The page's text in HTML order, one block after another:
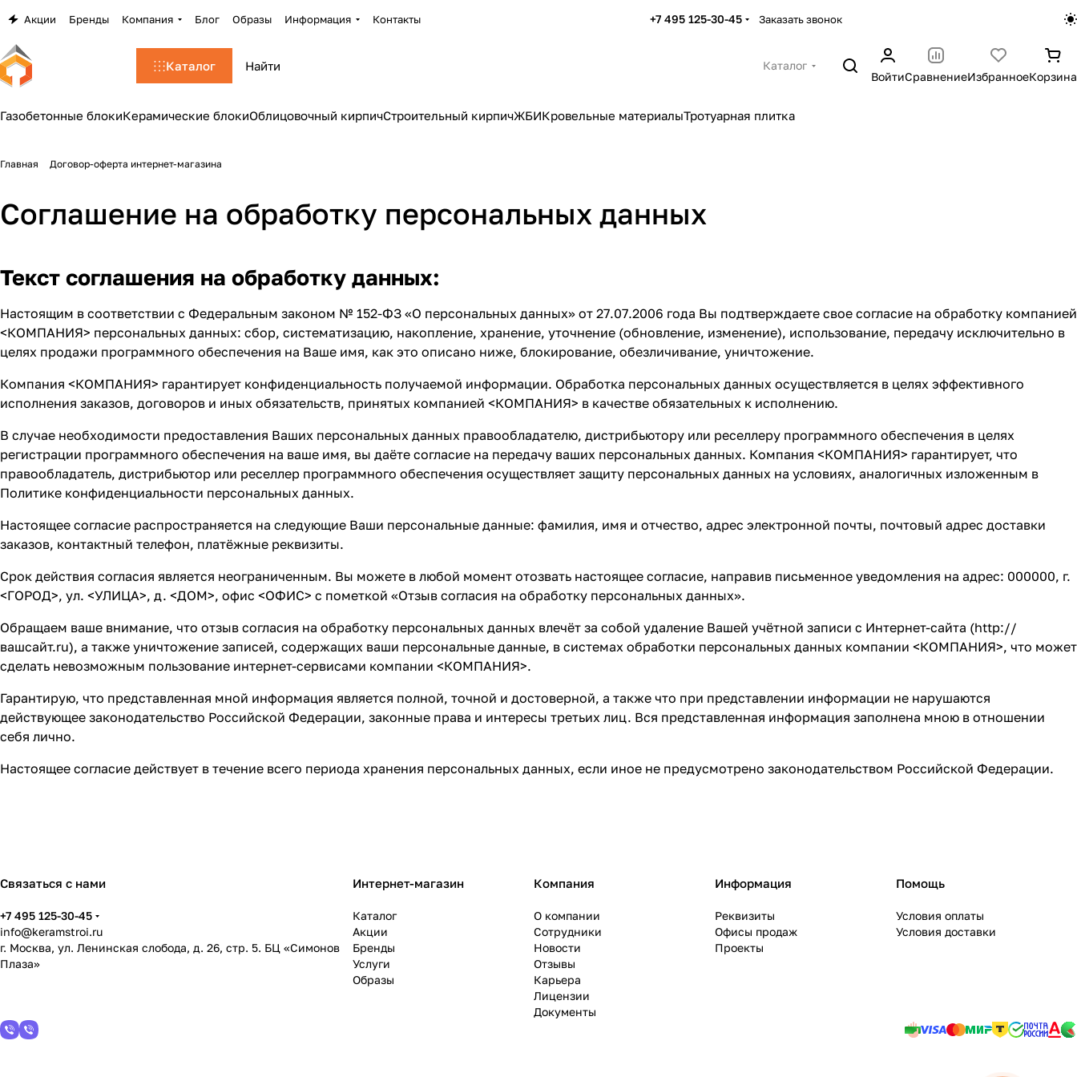
Акции Бренды Компания Блог Образы Информация Контакты +7 495 125-30-45 Заказать звонок
Каталог
Каталог
ВойтиСравнениеИзбранноеКорзина
Газобетонные блокиКерамические блокиОблицовочный кирпичСтроительный кирпичЖБИКровельные материалыТротуарная плитка
Главная Договор-оферта интернет-магазина
Соглашение на обработку персональных данных
Текст соглашения на обработку данных:
Настоящим в соответствии с Федеральным законом № 152-ФЗ «О персональных данных» от 27.07.2006 года Вы подтверждаете свое согласие на обработку компанией
<КОМПАНИЯ> персональных данных: сбор, систематизацию, накопление, хранение, уточнение (обновление, изменение), использование, передачу исключительно в
целях продажи программного обеспечения на Ваше имя, как это описано ниже, блокирование, обезличивание, уничтожение.
Компания <КОМПАНИЯ> гарантирует конфиденциальность получаемой информации. Обработка персональных данных осуществляется в целях эффективного
исполнения заказов, договоров и иных обязательств, принятых компанией <КОМПАНИЯ> в качестве обязательных к исполнению.
В случае необходимости предоставления Ваших персональных данных правообладателю, дистрибьютору или реселлеру программного обеспечения в целях
регистрации программного обеспечения на ваше имя, вы даёте согласие на передачу ваших персональных данных. Компания <КОМПАНИЯ> гарантирует, что
правообладатель, дистрибьютор или реселлер программного обеспечения осуществляет защиту персональных данных на условиях, аналогичных изложенным в
Политике конфиденциальности персональных данных.
Настоящее согласие распространяется на следующие Ваши персональные данные: фамилия, имя и отчество, адрес электронной почты, почтовый адрес доставки
заказов, контактный телефон, платёжные реквизиты.
Срок действия согласия является неограниченным. Вы можете в любой момент отозвать настоящее согласие, направив письменное уведомления на адрес: 000000, г.
<ГОРОД>, ул. <УЛИЦА>, д. <ДОМ>, офис <ОФИС> с пометкой «Отзыв согласия на обработку персональных данных».
Обращаем ваше внимание, что отзыв согласия на обработку персональных данных влечёт за собой удаление Вашей учётной записи с Интернет-сайта (http://
вашсайт.ru), а также уничтожение записей, содержащих ваши персональные данные, в системах обработки персональных данных компании <КОМПАНИЯ>, что может
сделать невозможным пользование интернет-сервисами компании <КОМПАНИЯ>.
Гарантирую, что представленная мной информация является полной, точной и достоверной, а также что при представлении информации не нарушаются
действующее законодательство Российской Федерации, законные права и интересы третьих лиц. Вся представленная информация заполнена мною в отношении
себя лично.
Настоящее согласие действует в течение всего периода хранения персональных данных, если иное не предусмотрено законодательством Российской Федерации.
Связаться с нами
+7 495 125-30-45
info@keramstroi.ru
г. Москва, ул. Ленинская слобода, д. 26, стр. 5. БЦ «Симонов
Плаза»
Интернет-магазин
Каталог
Акции
Бренды
Услуги
Образы
Компания
О компании
Сотрудники
Новости
Отзывы
Карьера
Лицензии
Документы
Информация
Реквизиты
Офисы продаж
Проекты
Помощь
Условия оплаты
Условия доставки